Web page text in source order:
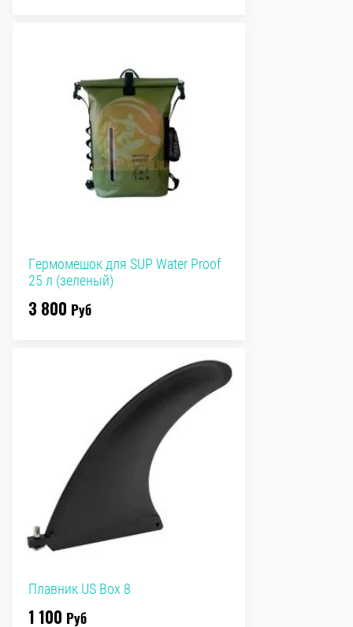
Гермомешок для SUP Water Proof
25 л (зеленый)
3 800 Руб
Плавник US Box 8
1 100 Руб